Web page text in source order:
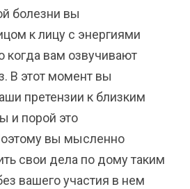
болезни вы
к лицу с энергиями
когда вам озвучивают
В этот момент вы
претензии к близким
и порой это
вы мысленно
свои дела по дому таким
вашего участия в нем